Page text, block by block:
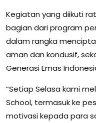
Kegiatan yang diikuti
bagian dari program
dalam rangka
aman dan kondusif,
Generasi Emas
“Setiap Selasa kami
School, termasuk ke
motivasi kepada para